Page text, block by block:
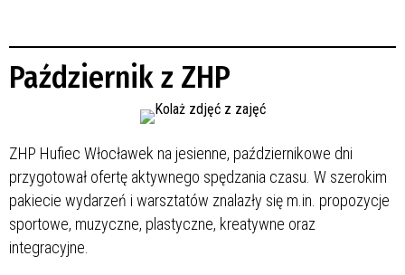
Październik z ZHP
ZHP Hufiec Włocławek na jesienne, październikowe dni
przygotował ofertę aktywnego spędzania czasu. W szerokim
pakiecie wydarzeń i warsztatów znalazły się m.in. propozycje
sportowe, muzyczne, plastyczne, kreatywne oraz
integracyjne.